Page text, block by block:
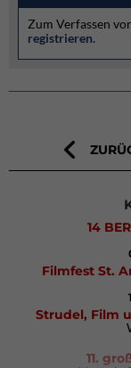
Zum Verfassen
registrieren.
14
Filmfest St.
Strudel, Film
11.